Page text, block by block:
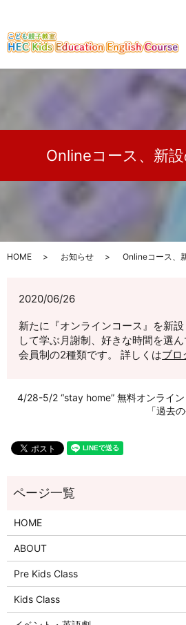
Onlineコース、新
HOME お知らせ Onlineコース、
2020/06/26
新たに『オンラインコース』を新
して学ぶ月謝制、好きな時間を選
会員制の2種類です。 詳しくはブロ
4/28-5/2 “stay home” 無料オンライ
「過去
HOME
ABOUT
Pre Kids Class
Kids Class